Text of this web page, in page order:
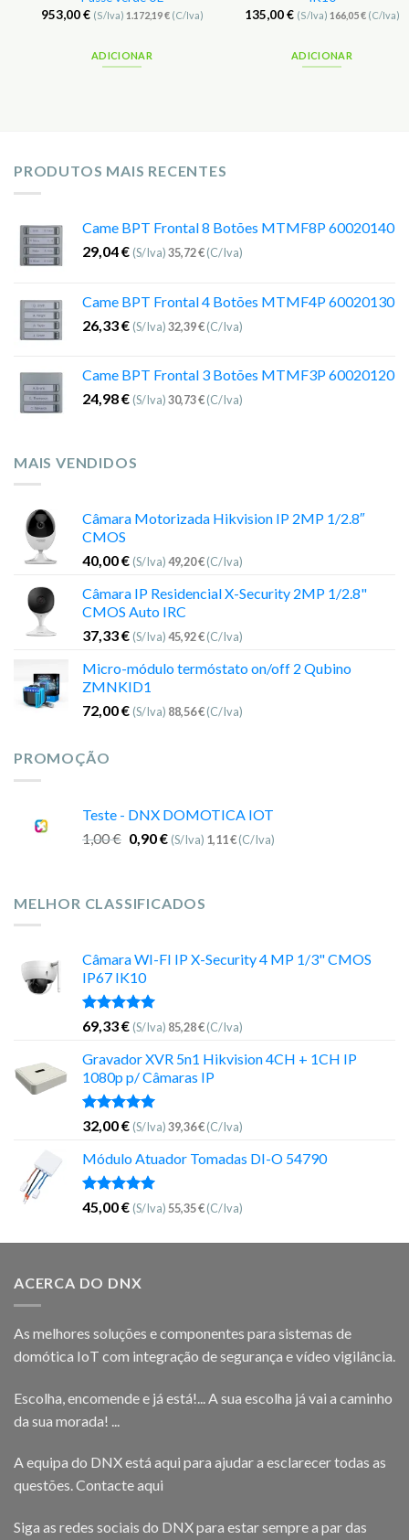
953,00€ (S/Iva) 1.172,19€(C/Iva)
ADICIONAR
135,00€ (S/Iva) 166,05€(C/Iva)
ADICIONAR
PRODUTOS MAIS RECENTES
Came BPT Frontal 8 Botões MTMF8P 60020140
29,04€ (S/Iva)35,72€(C/Iva)
Came BPT Frontal 4 Botões MTMF4P 60020130
26,33€ (S/Iva)32,39€(C/Iva)
Came BPT Frontal 3 Botões MTMF3P 60020120
24,98€ (S/Iva)30,73€(C/Iva)
MAIS VENDIDOS
Câmara Motorizada Hikvision IP 2MP 1/2.8″
CMOS
40,00€ (S/Iva)49,20€(C/Iva)
Câmara IP Residencial X-Security 2MP 1/2.8"
CMOS Auto IRC
37,33€ (S/Iva)45,92€(C/Iva)
Micro-módulo termóstato on/off 2 Qubino
ZMNKID1
72,00€ (S/Iva) 88,56€(C/Iva)
PROMOÇÃO
Teste - DNX DOMOTICA IOT
1,00€ 0,90€ (S/Iva) 1,11€(C/Iva)
MELHOR CLASSIFICADOS
Câmara WI-FI IP X-Security 4 MP 1/3" CMOS
IP67 IK10
Avaliação
5.00
de 5
69,33€ (S/Iva) 85,28€(C/Iva)
Gravador XVR 5n1 Hikvision 4CH + 1CH IP
1080p p/ Câmaras IP
Avaliação
5.00
de 5
32,00€ (S/Iva)39,36€(C/Iva)
Módulo Atuador Tomadas DI-O 54790
Avaliação
5.00
de 5
45,00€ (S/Iva)55,35€(C/Iva)
ACERCA DO DNX
As melhores soluções e componentes para sistemas de
domótica IoT com integração de segurança e vídeo vigilância.
Escolha, encomende e já está!... A sua escolha já vai a caminho
da sua morada! ...
A equipa do DNX está aqui para ajudar a esclarecer todas as
questões.Contacte aqui
Siga as redes sociais do DNX para estar sempre a par das